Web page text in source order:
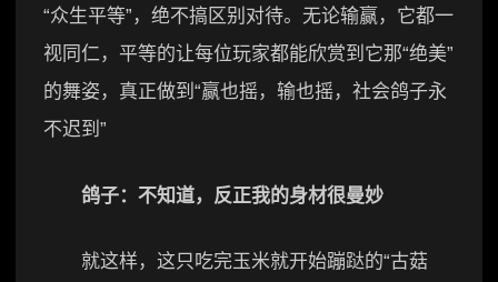
“众生平等”，绝不搞区别对待。无论输赢，它都一
视同仁，平等的让每位玩家都能欣赏到它那“绝美”
的舞姿，真正做到“赢也摇，输也摇，社会鸽子永
不迟到”
鸽子：不知道，反正我的身材很曼妙
就这样，这只吃完玉米就开始蹦跶的“古菇